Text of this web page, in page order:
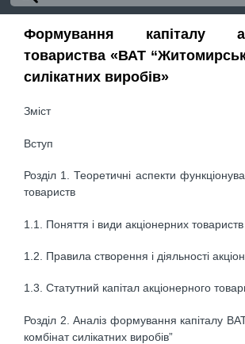
Формування капіталу
товариства «ВАТ
силікатних виробів»
Зміст
Вступ
Розділ 1. Теоретичні аспекти
товариств
1.1. Поняття і види акціонерних товариств
1.2. Правила створення і діяльності
1.3. Статутний капітал акціонерного
Розділ 2. Аналіз формування капіталу
комбінат силікатних виробів”